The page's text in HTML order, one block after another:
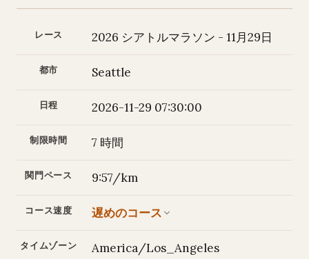
レース 2026 シアトルマラソン - 11月29日
都市 Seattle
日程 2026-11-29 07:30:00
制限時間 7 時間
関門ペース 9:57/km
コース速度 遅めのコース
タイムゾーン America/Los_Angeles